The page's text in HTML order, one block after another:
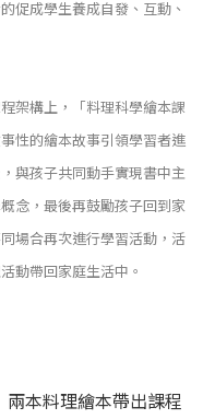
促成學生養成自發、互動、
架構上，「料理科學繪本課
性的繪本故事引領學習者進
與孩子共同動手實現書中主
念，最後再鼓勵孩子回到家
場合再次進行學習活動，活
動帶回家庭生活中。
本料理繪本帶出課程